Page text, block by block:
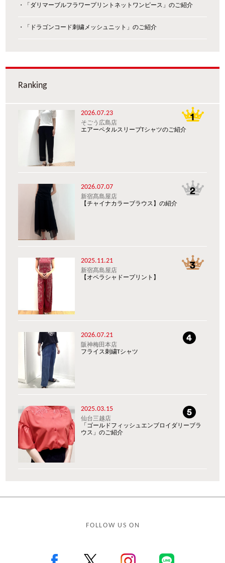
・「ダリマーブルフラワープリントネットワンピース」のご紹介
・「ドラゴンコード刺繍メッシュニット」のご紹介
Ranking
2026.07.23
そごう広島店
エアーペタルスリーブTシャツのご紹介
2026.07.07
新宿髙島屋店
【チャイナカラーブラウス】の紹介
2025.11.21
新宿髙島屋店
【オペラシャドープリント】
2026.07.21
阪神梅田本店
フライス刺繍Tシャツ
2025.03.15
仙台三越店
「ゴールドフィッシュエンブロイダリーブラ
ウス」のご紹介
FOLLOW US ON